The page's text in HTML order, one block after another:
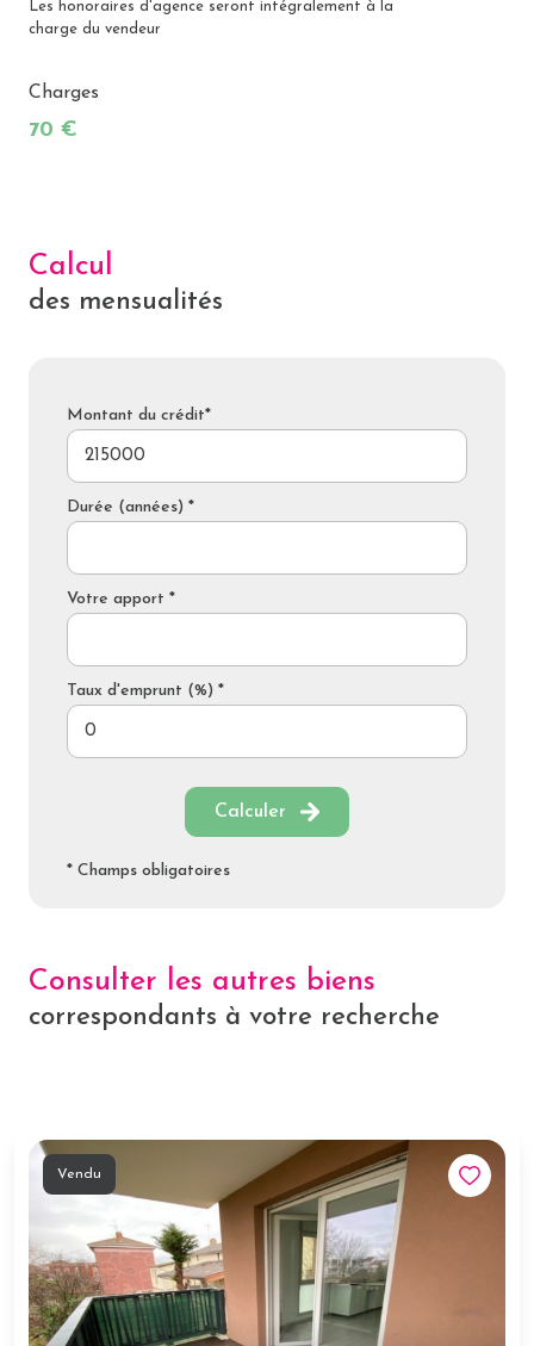
Les honoraires d'agence seront intégralement à la
charge du vendeur
Charges
70 €
Calcul
des mensualités
Montant du crédit*
Durée (années) *
Votre apport *
Taux d'emprunt (%) *
Calculer
* Champs obligatoires
Consulter les autres biens
correspondants à votre recherche
Vendu